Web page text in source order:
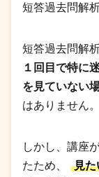
短答過去問解
短答過去問解
１回目で特に
を見ていない
はありません。
しかし、講座
たため、
見た